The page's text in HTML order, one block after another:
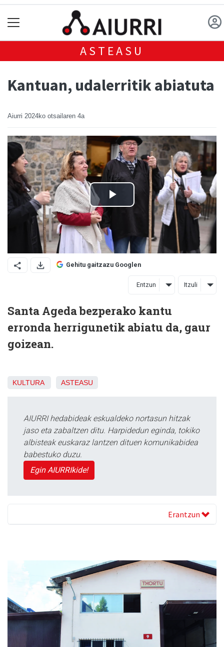
ASTEASU
Kantuan, udalerritik abiatuta
Aiurri 2024ko otsailaren 4a
Gehitu gaitzazu Googlen
Entzun Itzuli
Santa Ageda bezperako kantu
erronda herrigunetik abiatu da, gaur
goizean.
KULTURA ASTEASU
AIURRI hedabideak eskualdeko nortasun hitzak
jaso eta zabaltzen ditu. Harpidedun eginda, tokiko
albisteak euskaraz lantzen dituen komunikabidea
babestuko duzu.
Egin AIURRIkide!
Erantzun